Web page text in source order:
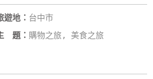
遊地： 台中市
題： 購物之旅, 美食之旅